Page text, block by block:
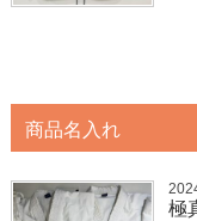
商品名入れ
極